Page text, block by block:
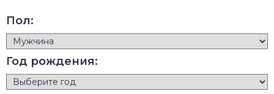
Пол:
Год рождения: